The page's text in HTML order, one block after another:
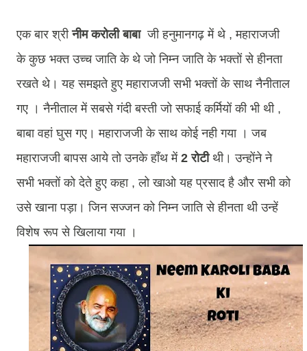
एक बार श्रीनीम करोली बाबाजी हनुमानगढ़ में थे , महाराजजी
के कुछ भक्त उच्च जाति के थे जो निम्न जाति के भक्तों से हीनता
रखते थे। यह समझते हुए महाराजजी सभी भक्तों के साथ नैनीताल
गए । नैनीताल में सबसे गंदी बस्ती जो सफाई कर्मियों की भी थी ,
बाबा वहां घुस गए। महाराजजी के साथ कोई नही गया । जब
महाराजजी बापस आये तो उनके हाँथ में 2 रोटीथी। उन्होंने ने
सभी भक्तों को देते हुए कहा , लो खाओ यह प्रसाद है और सभी को
उसे खाना पड़ा। जिन सज्जन को निम्न जाति से हीनता थी उन्हें
विशेष रूप से खिलाया गया ।